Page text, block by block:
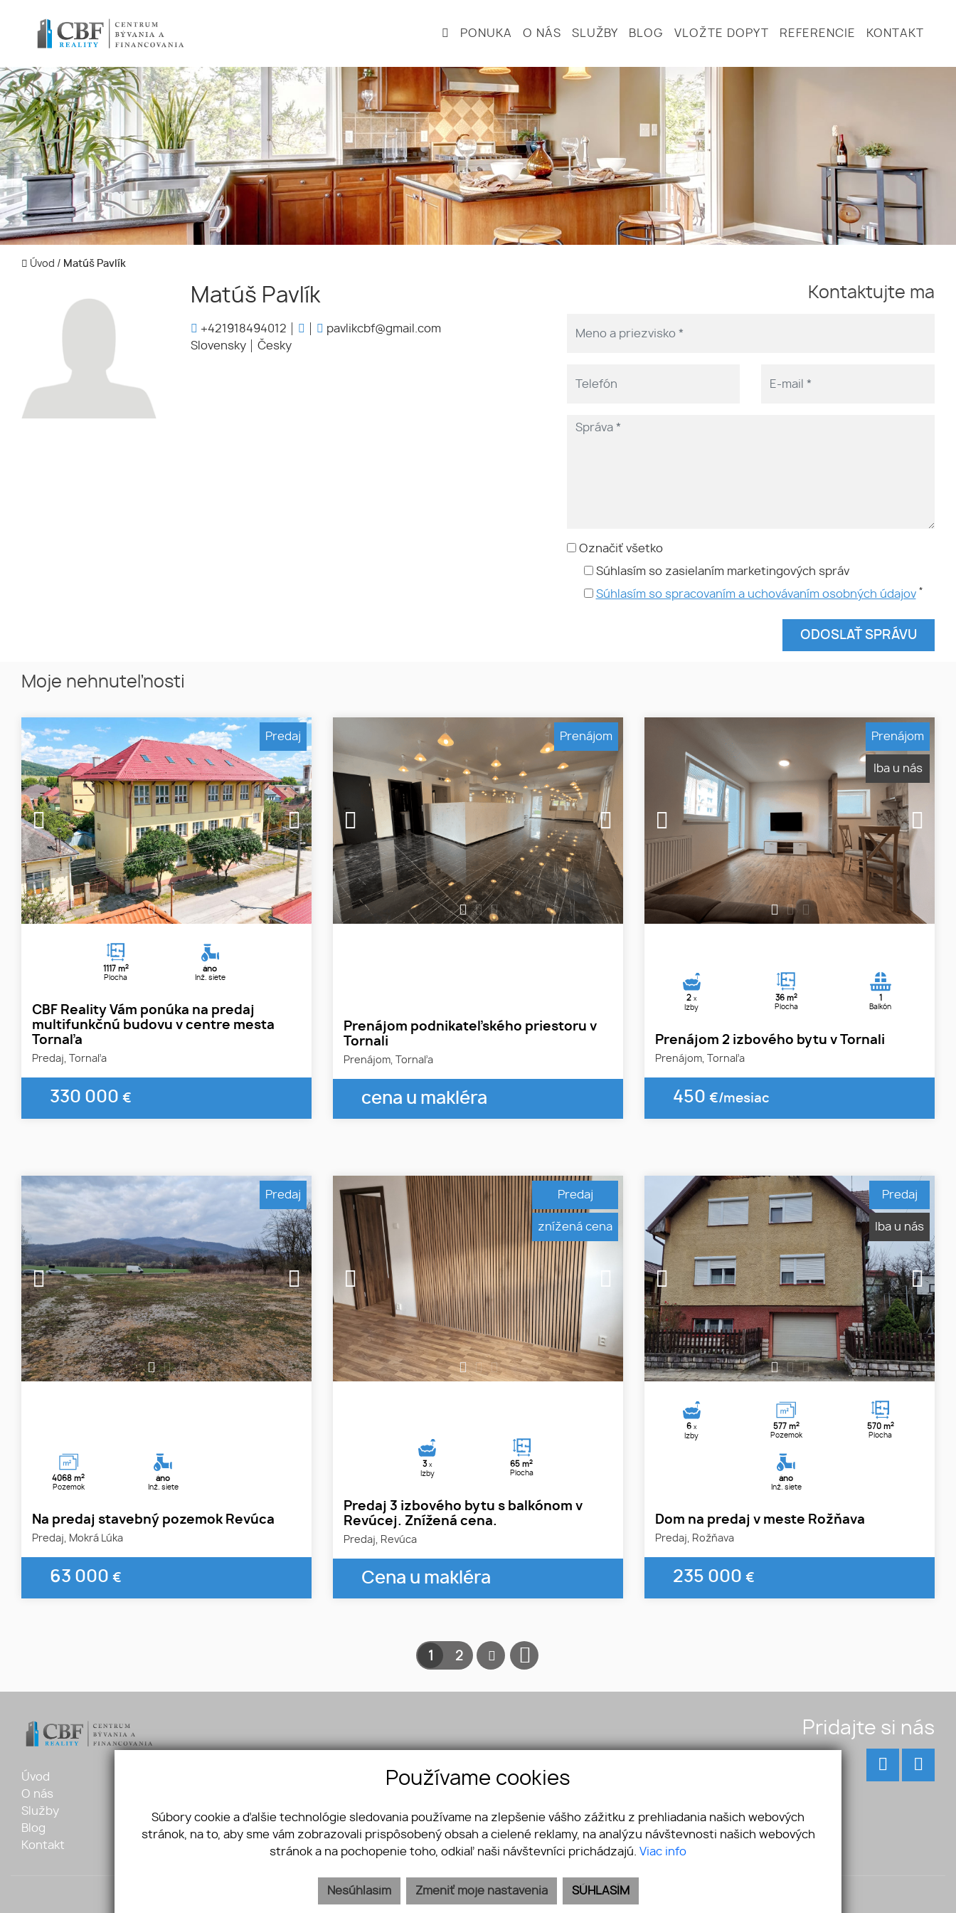
PONUKA O NÁS SLUŽBY BLOG VLOŽTE DOPYT REFERENCIE KONTAKT
Úvod / Matúš Pavlík
Matúš Pavlík
+421918494012
pavlikcbf@gmail.com
Slovensky
Česky
Kontaktujte ma
Označiť všetko
Súhlasím so zasielaním marketingových správ
Súhlasím so spracovaním a uchovávaním osobných údajov *
Moje nehnuteľnosti
1 2
1117 m2
Plocha
áno
Inž. siete
CBF Reality Vám ponúka na predaj
multifunkčnú budovu v centre mesta
Tornaľa
Predaj, Tornaľa
330 000 €
Predaj
1 2 3
Prenájom podnikateľského priestoru v
Tornali
Prenájom, Tornaľa
cena u makléra
Prenájom
1 2
2 x
Izby
36 m2
Plocha
Balkón
Prenájom 2 izbového bytu v Tornali
Prenájom, Tornaľa
450 €/mesiac
Prenájom
Iba u nás
1 2 3
4068 m2
Pozemok
áno
Inž. siete
Na predaj stavebný pozemok Revúca
Predaj, Mokrá Lúka
63 000 €
Predaj
1 2 3
3 x
Izby
65 m2
Plocha
Predaj 3 izbového bytu s balkónom v
Revúcej. Znížená cena.
Predaj, Revúca
Cena u makléra
Predaj
znížená cena
1 2 3
6 x
Izby
577 m2
Pozemok
570 m2
Plocha
áno
Inž. siete
Dom na predaj v meste Rožňava
Predaj, Rožňava
235 000 €
Predaj
Iba u nás
1 2
Úvod
O nás
Služby
Blog
Kontakt
Referencie
GDPR
Šafáriková 17, 048 01 Rožňava
mariantobisz@gmail.com
Pridajte si nás
webex.digital- REALVIA.sk
Používame cookies
Súbory cookie a ďalšie technológie sledovania používame na zlepšenie vášho zážitku z prehliadania našich webových
stránok, na to, aby sme vám zobrazovali prispôsobený obsah a cielené reklamy, na analýzu návštevnosti našich webových
stránok a na pochopenie toho, odkiaľ naši návštevníci prichádzajú. Viac info
SÚHLASÍM
Nesúhlasím Zmeniť moje nastavenia